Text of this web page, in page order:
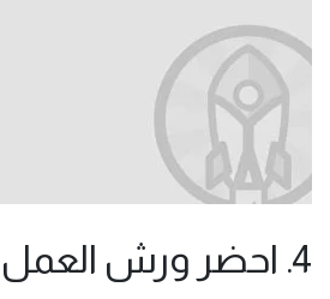
4. احضر ورش العمل والفعاليات: